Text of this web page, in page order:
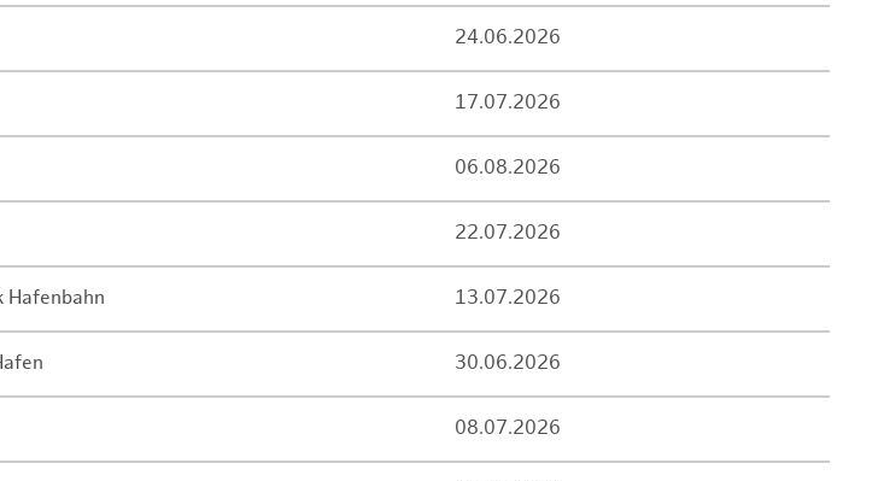
24.06.2026
17.07.2026
06.08.2026
22.07.2026
Hafenbahn 13.07.2026
30.06.2026
08.07.2026